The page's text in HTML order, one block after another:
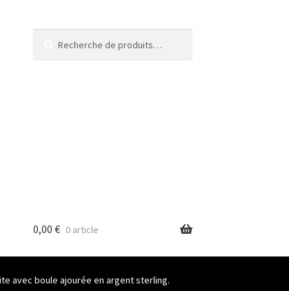
0,00 € 0 article
avec boule ajourée en argent sterling.